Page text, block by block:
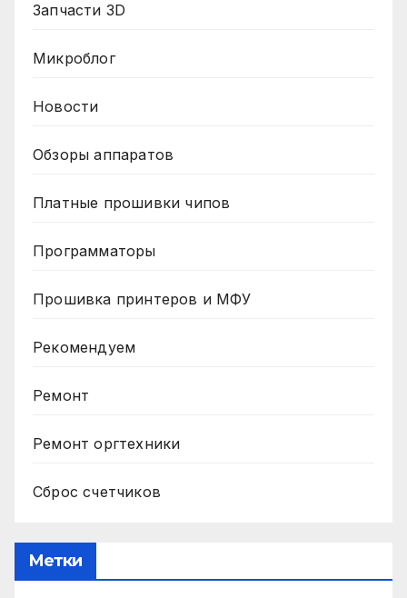
Запчасти 3D
Микроблог
Новости
Обзоры аппаратов
Платные прошивки чипов
Программаторы
Прошивка принтеров и МФУ
Рекомендуем
Ремонт
Ремонт оргтехники
Сброс счетчиков
Метки